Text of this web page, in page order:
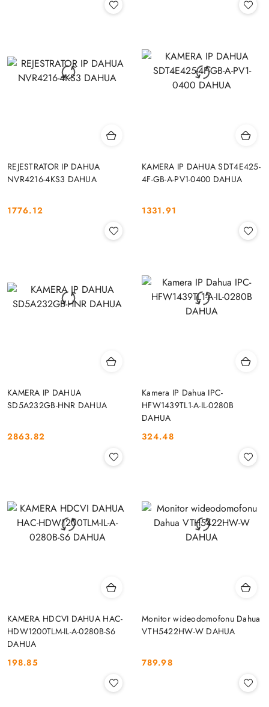
REJESTRATOR IP DAHUA
NVR4216-4KS3 DAHUA
Cena:
1776.12
KAMERA IP DAHUA SDT4E425-
4F-GB-A-PV1-0400 DAHUA
Cena:
1331.91
KAMERA IP DAHUA
SD5A232GB-HNR DAHUA
Cena:
2863.82
Kamera IP Dahua IPC-
HFW1439TL1-A-IL-0280B
DAHUA
Cena:
324.48
KAMERA HDCVI DAHUA HAC-
HDW1200TLM-IL-A-0280B-S6
DAHUA
Cena:
198.85
Monitor wideodomofonu Dahua
VTH5422HW-W DAHUA
Cena:
789.98